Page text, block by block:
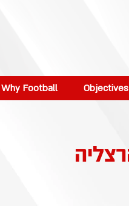
Why Football Objectives